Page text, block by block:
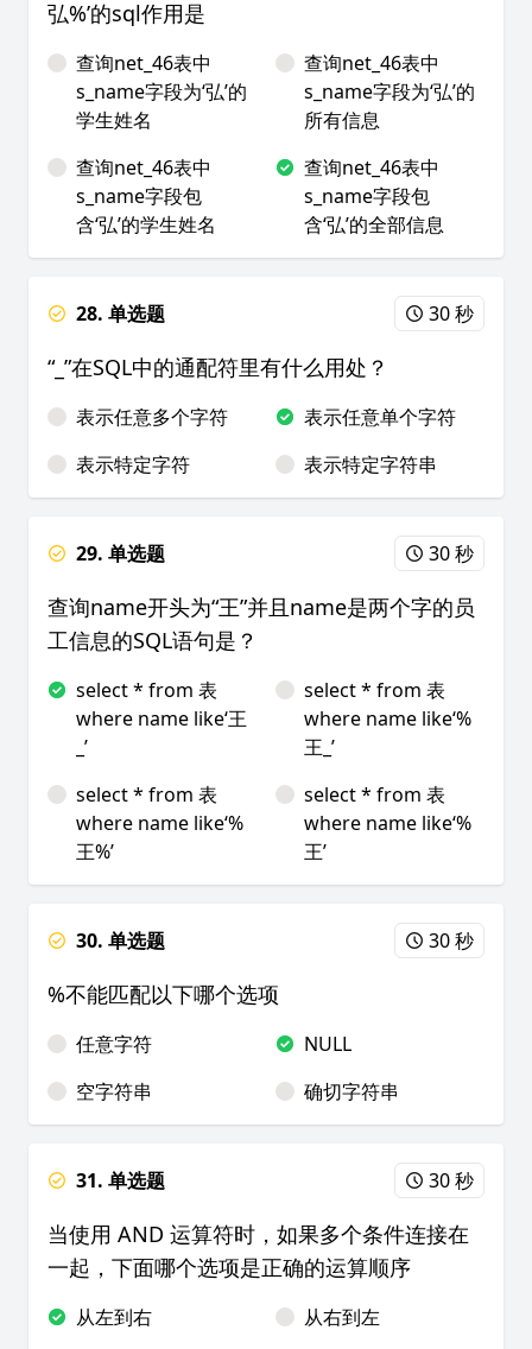
弘%’的sql作用是
查询net_46表中
s_name字段为‘弘’的
学生姓名
查询net_46表中
s_name字段为‘弘’的
所有信息
查询net_46表中
s_name字段包
含‘弘’的学生姓名
查询net_46表中
s_name字段包
含‘弘’的全部信息
28. 单选题 30 秒
“_”在SQL中的通配符里有什么用处？
表示任意多个字符
表示任意单个字符
表示特定字符
表示特定字符串
29. 单选题 30 秒
查询name开头为“王”并且name是两个字的员
工信息的SQL语句是？
select * from 表
where name like‘王
_’
select * from 表
where name like‘%
王_’
select * from 表
where name like‘%
王%’
select * from 表
where name like‘%
王’
30. 单选题 30 秒
%不能匹配以下哪个选项
任意字符
NULL
空字符串
确切字符串
31. 单选题 30 秒
当使用 AND 运算符时，如果多个条件连接在
一起，下面哪个选项是正确的运算顺序
从左到右
从右到左